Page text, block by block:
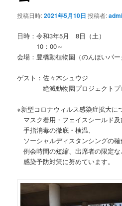
投稿日時:2021年5月10日 投稿者:
日時：令和3年5月 8日（土）
10：00～
会場：豊橋動植物園（のんほいパー
ゲスト：佐々木シュウジ
絶滅動物園プロジェクトプ
※新型コロナウィルス感染症拡大に
マスク着用・フェイスシールド及
手指消毒の徹底・検温、
ソーシャルディスタンシングの確
例会時間の短縮、出席者の限定な
感染予防対策に努めています。